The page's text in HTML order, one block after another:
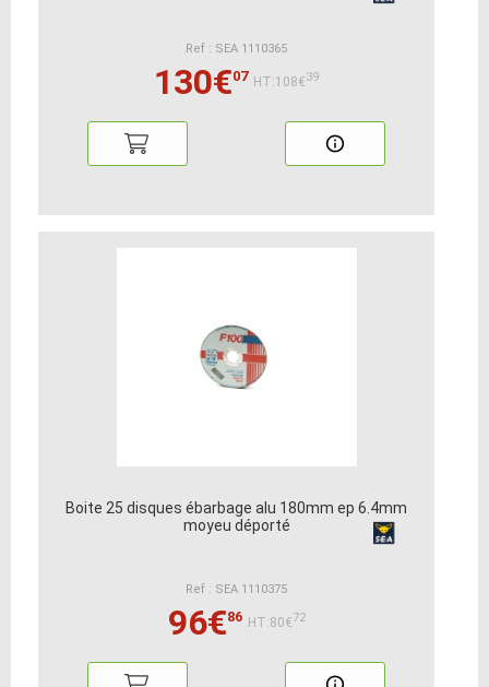
Ref : SEA 1110365
130€07 HT:108€39
Boite 25 disques ébarbage alu 180mm ep 6.4mm
moyeu déporté
Ref : SEA 1110375
96€86 HT:80€72